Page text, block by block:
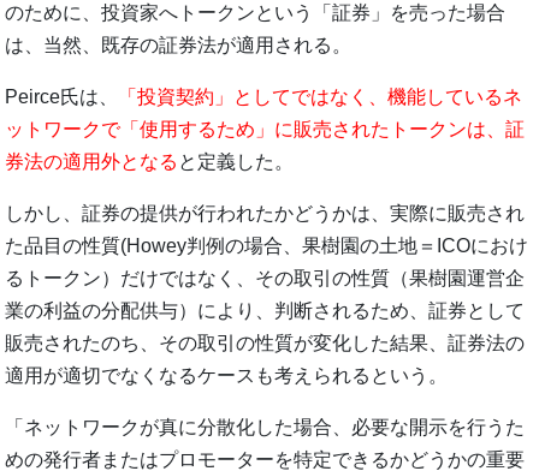
のために、投資家へトークンという「証券」を売った場合
は、当然、既存の証券法が適用される。
Peirce氏は、
「投資契約」としてではなく、機能しているネ
ットワークで「使用するため」に販売されたトークンは、証
券法の適用外となる と定義した。
しかし、証券の提供が行われたかどうかは、実際に販売され
た品目の性質(Howey判例の場合、果樹園の土地＝ICOにおけ
るトークン）だけではなく、その取引の性質（果樹園運営企
業の利益の分配供与）により、判断されるため、証券として
販売されたのち、その取引の性質が変化した結果、証券法の
適用が適切でなくなるケースも考えられるという。
「ネットワークが真に分散化した場合、必要な開示を行うた
めの発行者またはプロモーターを特定できるかどうかの重要